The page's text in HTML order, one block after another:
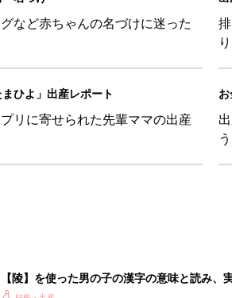
【陵】を使った男の子の漢字の意味と読み
【梁】を使った名前の漢字の意味と読み、男
妊娠・出産
【隆】を使った男の子の漢字の意味と読み、